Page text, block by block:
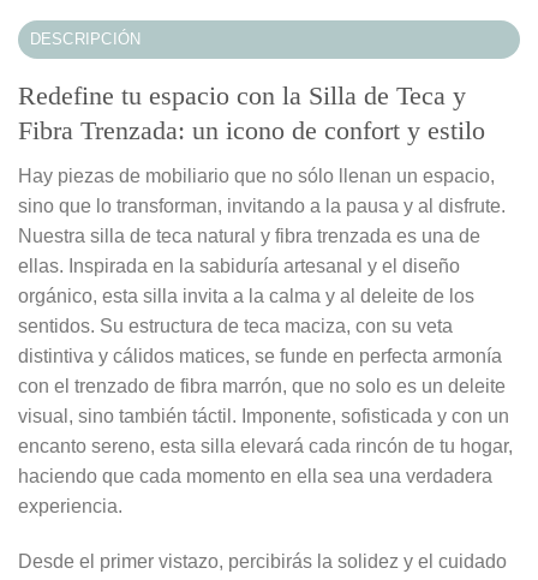
DESCRIPCIÓN
Redefine tu espacio con la Silla de Teca y
Fibra Trenzada: un icono de confort y estilo
Hay piezas de mobiliario que no sólo llenan un espacio,
sino que lo transforman, invitando a la pausa y al disfrute.
Nuestra silla de teca natural y fibra trenzada es una de
ellas. Inspirada en la sabiduría artesanal y el diseño
orgánico, esta silla invita a la calma y al deleite de los
sentidos. Su estructura de teca maciza, con su veta
distintiva y cálidos matices, se funde en perfecta armonía
con el trenzado de fibra marrón, que no solo es un deleite
visual, sino también táctil. Imponente, sofisticada y con un
encanto sereno, esta silla elevará cada rincón de tu hogar,
haciendo que cada momento en ella sea una verdadera
experiencia.
Desde el primer vistazo, percibirás la solidez y el cuidado